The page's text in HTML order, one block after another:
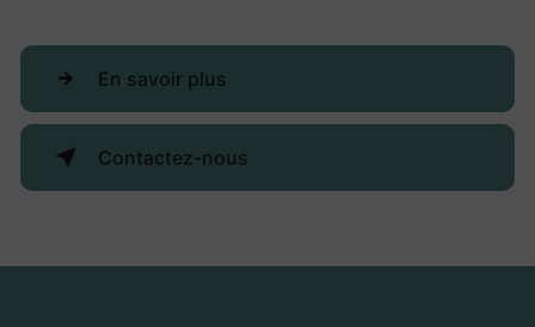
En savoir plus
Contactez-nous